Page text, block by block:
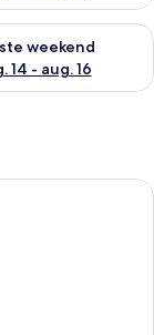
7 - aug. 9
weekend
14 - aug. 16
for næste
med